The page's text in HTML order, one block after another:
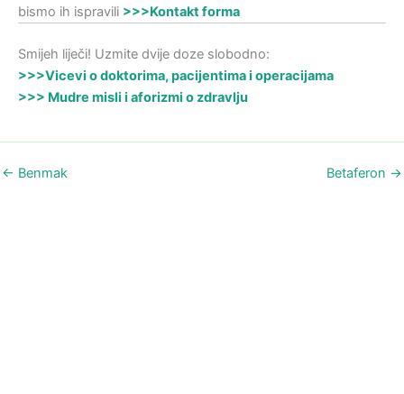
bismo ih ispravili >>>Kontakt forma
Smijeh liječi! Uzmite dvije doze slobodno:
>>>Vicevi o doktorima, pacijentima i operacijama
>>> Mudre misli i aforizmi o zdravlju
← Benmak Betaferon →